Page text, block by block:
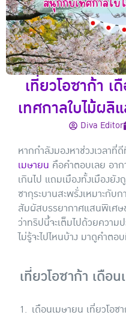
เที่ยวโอซาก้า
เทศกาลใบไม้ผลิ
Diva Editor
หากกำลังมองหาช่วงเวลาที่
เมษายน คือคำตอบเลย อา
เกินไป แถมเมืองทั้งเมืองยั
ซากุระบานสะพรั่งเหมาะกับ
สัมผัสบรรยากาศแสนพิเศ
ว่าทริปนี้จะเต็มไปด้วยความ
ไม่รู้จะไปไหนบ้าง มาดูคำต
เที่ยวโอซาก้า เดือ
เดือนเมษายน เที่ยวโอซ